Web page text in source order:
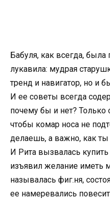
Бабуля, как всегда,
лукавила: мудрая
тренд и навигатор, но и
И ее советы всегда
почему бы и нет? Только
чтобы комар носа не
делаешь, а важно, как
И Рита вызвалась
изъявил желание иметь
называлась фиг.ня,
ее намеревались